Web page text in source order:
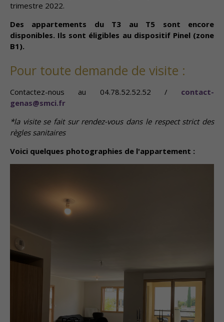
trimestre 2022.
Des appartements du T3 au T5 sont encore
disponibles. Ils sont éligibles au dispositif Pinel (zone
B1).
Pour toute demande de visite :
Contactez-nous au 04.78.52.52.52 / contact-
genas@smci.fr
*la visite se fait sur rendez-vous dans le respect strict des
règles sanitaires
Voici quelques photographies de l'appartement :